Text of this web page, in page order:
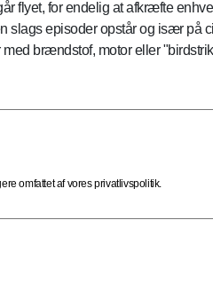
flyet, for endelig at afkræfte
episoder opstår og især på
brændstof, motor eller
omfattet af vores privatlivspolitik.